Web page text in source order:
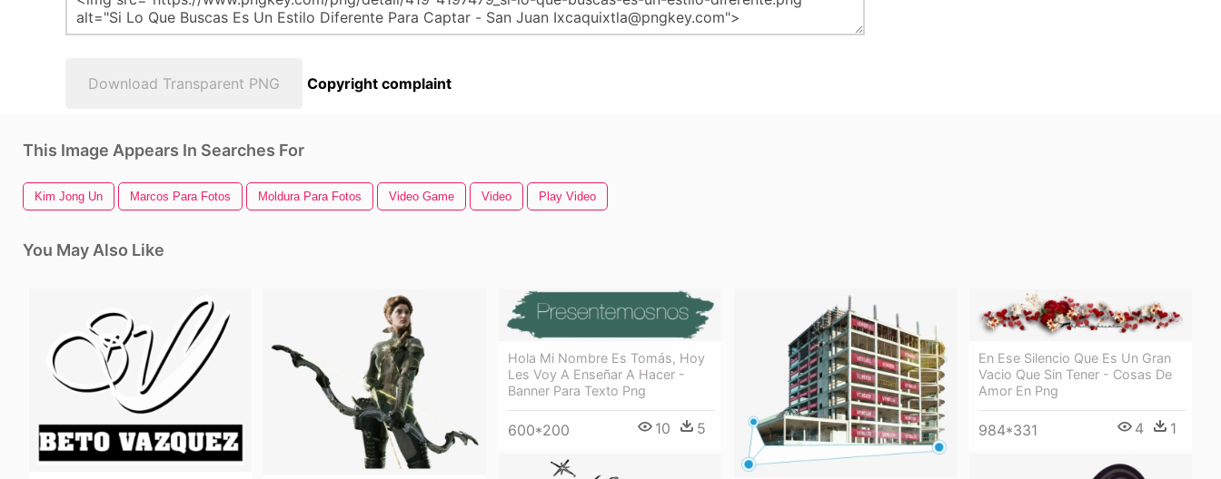
Download Transparent PNG Copyright complaint
This Image Appears In Searches For
Kim Jong Un Marcos Para Fotos Moldura Para Fotos Video Game Video Play Video
You May Also Like
Hola Mi Nombre Es Tomás, Hoy
Les Voy A Enseñar A Hacer -
Banner Para Texto Png
600*200 10 5
En Ese Silencio Que Es Un Gran
Vacio Que Sin Tener - Cosas De
Amor En Png
984*331 4 1